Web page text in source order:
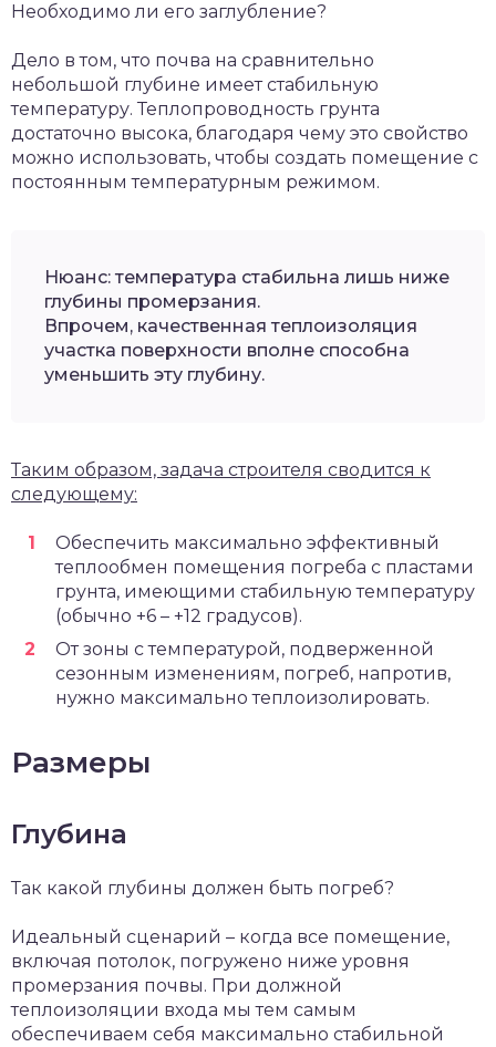
Необходимо ли его заглубление?
Дело в том, что почва на сравнительно
небольшой глубине имеет стабильную
температуру. Теплопроводность грунта
достаточно высока, благодаря чему это свойство
можно использовать, чтобы создать помещение с
постоянным температурным режимом.
Нюанс: температура стабильна лишь ниже
глубины промерзания.
Впрочем, качественная теплоизоляция
участка поверхности вполне способна
уменьшить эту глубину.
Таким образом, задача строителя сводится к
следующему:
Обеспечить максимально эффективный
теплообмен помещения погреба с пластами
грунта, имеющими стабильную температуру
(обычно +6 – +12 градусов).
От зоны с температурой, подверженной
сезонным изменениям, погреб, напротив,
нужно максимально теплоизолировать.
Размеры
Глубина
Так какой глубины должен быть погреб?
Идеальный сценарий – когда все помещение,
включая потолок, погружено ниже уровня
промерзания почвы. При должной
теплоизоляции входа мы тем самым
обеспечиваем себя максимально стабильной